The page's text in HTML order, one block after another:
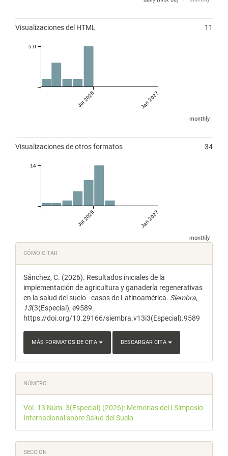
Visualizaciones del HTML 11
Jul 2026 Jan 2027
5.0
monthly
Visualizaciones de otros formatos 34
Jul 2026 Jan 2027
14
monthly
Detalles
del
artículo
CÓMO CITAR
Sánchez, C. (2026). Resultados iniciales de la
implementación de agricultura y ganadería regenerativas
en la salud del suelo - casos de Latinoamérica. Siembra,
13(3(Especial), e9589.
https://doi.org/10.29166/siembra.v13i3(Especial).9589
MÁS FORMATOS DE CITA DESCARGAR CITA
NÚMERO
Vol. 13 Núm. 3(Especial) (2026): Memorias del I Simposio
Internacional sobre Salud del Suelo
SECCIÓN